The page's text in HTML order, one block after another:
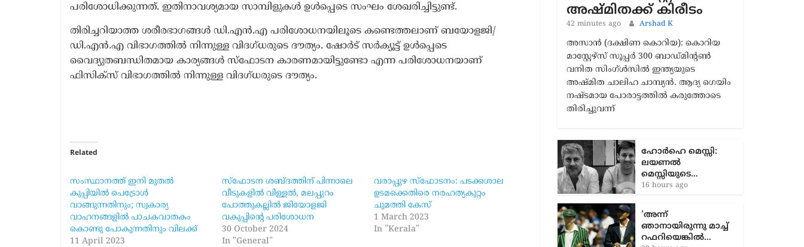
പരിശോധിക്കുന്നത്. ഇതിനാവശ്യമായ സാമ്പിളുകൾ ഉൾപ്പെടെ സംഘം ശേഖരിച്ചിട്ടുണ്ട്.
തിരിച്ചറിയാത്ത ശരീരഭാഗങ്ങൾ ഡി.എൻ.എ പരിശോധനയിലൂടെ കണ്ടെത്തലാണ് ബയോളജി/
ഡി.എൻ.എ വിഭാഗത്തിൽ നിന്നുള്ള വിദഗ്ധരുടെ ദൗത്യം. ഷോർട് സർക്യൂട്ട് ഉൾപ്പെടെ
വൈദ്യുതബന്ധിതമായ കാര്യങ്ങൾ സ്ഫോടന കാരണമായിട്ടുണ്ടോ എന്ന പരിശോധനയാണ്
ഫിസിക്സ് വിഭാഗത്തിൽ നിന്നുള്ള വിദഗ്ധരുടെ ദൗത്യം.
Related
സംസ്ഥാനത്ത് ഇനി മുതൽ
കുപ്പിയിൽ പെട്രോൾ
വാങ്ങുന്നതിനും; സ്വകാര്യ
വാഹനങ്ങളിൽ പാചകവാതകം
കൊണ്ടു പോകുന്നതിനും വിലക്ക്
11 April 2023
സ്ഫോടന ശബ്‌ദത്തിന് പിന്നാലെ
വീടുകളിൽ വിള്ളൽ, മലപ്പുറം
പോത്തുകല്ലിൽ ജിയോളജി
വകുപ്പിന്റെ പരിശോധന
30 October 2024
In "General"
വരാപ്പുഴ സ്ഫോടനം: പടക്കശാല
ഉടമക്കെതിരെ നരഹത്യകുറ്റം
ചുമത്തി കേസ്
1 March 2023
In "Kerala"
General Sports
കൊറിയ മാസ്റ്റേഴ്സ്;
അഷ്മിതക്ക് കിരീടം
42 minutes ago Arshad K
അസാൻ (ദക്ഷിണ കൊറിയ): കൊറിയ
മാസ്റ്റേഴ്സ് സൂപ്പർ 300 ബാഡ്മിന്റൺ
നഷ്ടമായ പോരാട്ടത്തിൽ കരുത്തോടെ
തിരിച്ചുവന്ന്
ലയണൽ
മെസ്സിയുടെ…
16 hours ago